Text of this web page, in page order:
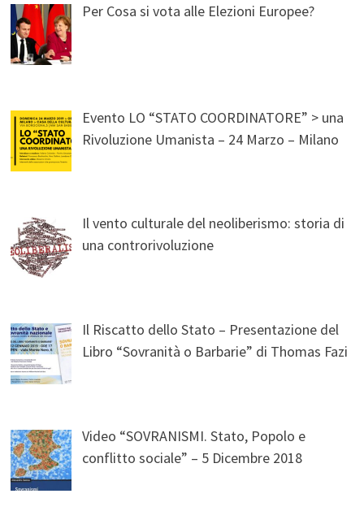
Per Cosa si vota alle Elezioni Europee?
Evento LO “STATO COORDINATORE” > una
Rivoluzione Umanista – 24 Marzo – Milano
Il vento culturale del neoliberismo: storia di
una controrivoluzione
Il Riscatto dello Stato – Presentazione del
Libro “Sovranità o Barbarie” di Thomas Fazi
Video “SOVRANISMI. Stato, Popolo e
conflitto sociale” – 5 Dicembre 2018